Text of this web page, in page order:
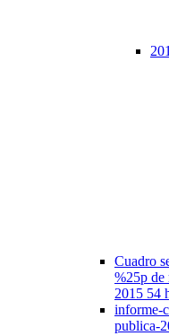
Cuadro
%25p de
2015 54
informe-
publica-